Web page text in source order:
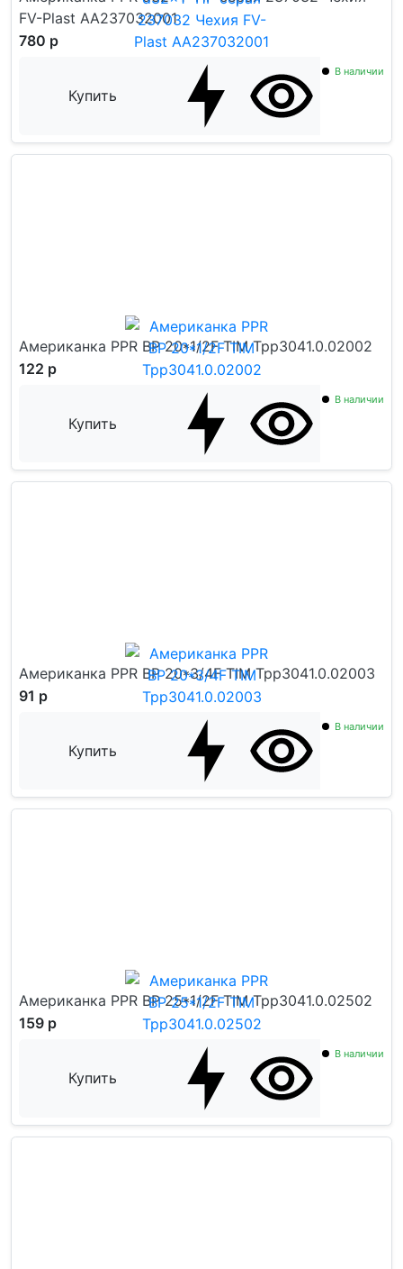
FV-Plast AA237032001
780 р
Купить
В наличии
Американка PPR ВР 20*1/2F TIM Tpp3041.0.02002
122 р
Купить
В наличии
Американка PPR ВР 20*3/4F TIM Tpp3041.0.02003
91 р
Купить
В наличии
Американка PPR ВР 25*1/2F TIM Tpp3041.0.02502
159 р
Купить
В наличии